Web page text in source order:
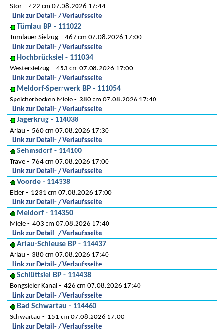
Stör
422 cm 07.08.2026 17:44
Link zur Detail- / Verlaufsseite
Tümlau BP - 111022
Tümlauer Sielzug
467 cm 07.08.2026 17:00
Link zur Detail- / Verlaufsseite
Hochbrücksiel - 111034
Westersielzug
453 cm 07.08.2026 17:00
Link zur Detail- / Verlaufsseite
Meldorf-Sperrwerk BP - 111054
Speicherbecken Miele
380 cm 07.08.2026 17:40
Link zur Detail- / Verlaufsseite
Jägerkrug - 114038
Arlau
560 cm 07.08.2026 17:30
Link zur Detail- / Verlaufsseite
Sehmsdorf - 114100
Trave
764 cm 07.08.2026 17:00
Link zur Detail- / Verlaufsseite
Voorde - 114338
Eider
1231 cm 07.08.2026 17:00
Link zur Detail- / Verlaufsseite
Meldorf - 114350
Miele
403 cm 07.08.2026 17:40
Link zur Detail- / Verlaufsseite
Arlau-Schleuse BP - 114437
Arlau
380 cm 07.08.2026 17:40
Link zur Detail- / Verlaufsseite
Schlüttsiel BP - 114438
Bongsieler Kanal
426 cm 07.08.2026 17:40
Link zur Detail- / Verlaufsseite
Bad Schwartau - 114460
Schwartau
151 cm 07.08.2026 17:00
Link zur Detail- / Verlaufsseite